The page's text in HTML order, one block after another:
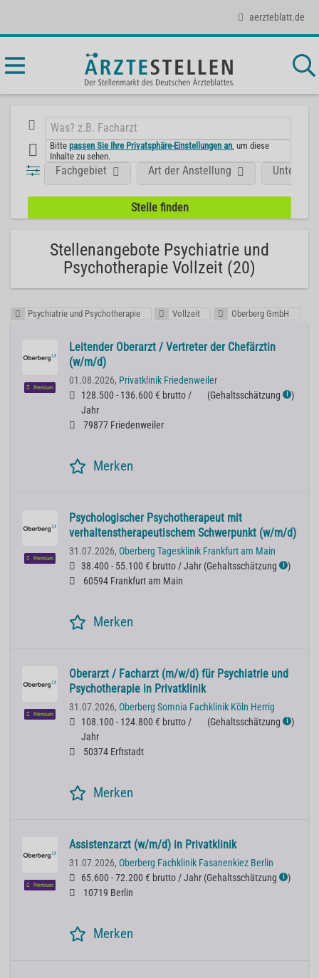
aerzteblatt.de
Bittepassen Sie Ihre Privatsphäre-Einstellungen an , um diese
Inhalte zu sehen.
Fachgebiet Art der Anstellung
Stellenangebote Psychiatrie und
Psychotherapie Vollzeit (20)
Psychiatrie und Psychotherapie Vollzeit Oberberg GmbH
Premium
Leitender Oberarzt / Vertreter der Chefärztin
(w/m/d)
01.08.2026, Privatklinik Friedenweiler
128.500 - 136.600 € brutto /
Jahr
(Gehaltsschätzung ℹ )
79877 Friedenweiler
Merken
Premium
Psychologischer Psychotherapeut mit
verhaltenstherapeutischem Schwerpunkt (w/m/d)
31.07.2026, Oberberg Tagesklinik Frankfurt am Main
38.400 - 55.100 € brutto / Jahr (Gehaltsschätzung ℹ )
60594 Frankfurt am Main
Merken
Premium
Oberarzt / Facharzt (m/w/d) für Psychiatrie und
Psychotherapie in Privatklinik
31.07.2026, Oberberg Somnia Fachklinik Köln Herrig
108.100 - 124.800 € brutto /
Jahr
(Gehaltsschätzung ℹ )
50374 Erftstadt
Merken
Premium
Assistenzarzt (w/m/d) in Privatklinik
31.07.2026, Oberberg Fachklinik Fasanenkiez Berlin
65.600 - 72.200 € brutto / Jahr (Gehaltsschätzung ℹ )
10719 Berlin
Merken